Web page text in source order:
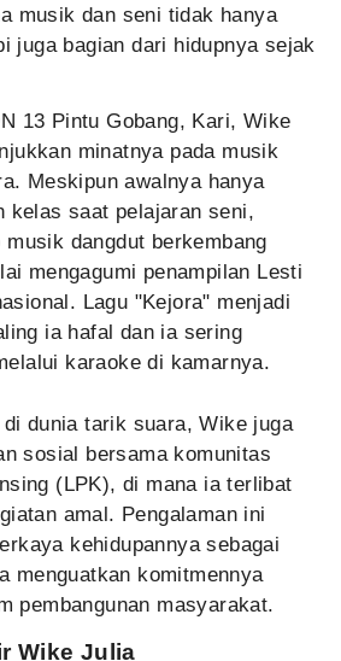
musik dan seni tidak hanya
juga bagian dari hidupnya sejak
13 Pintu Gobang, Kari, Wike
minatnya pada musik
Meskipun awalnya hanya
kelas saat pelajaran seni,
dangdut berkembang
mengagumi penampilan Lesti
Lagu "Kejora" menjadi
ia hafal dan ia sering
karaoke di kamarnya.
dunia tarik suara, Wike juga
sosial bersama komunitas
(LPK), di mana ia terlibat
amal. Pengalaman ini
kehidupannya sebagai
menguatkan komitmennya
pembangunan masyarakat.
Wike Julia